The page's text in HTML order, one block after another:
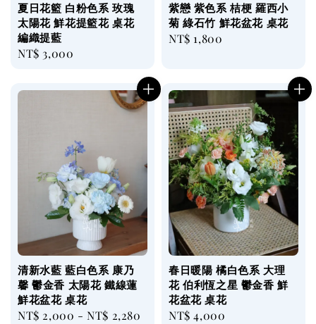
夏日花籃 白粉色系 玫瑰
太陽花 鮮花提籃花 桌花
編織提藍
Regular
NT$ 3,000
紫戀 紫色系 桔梗 羅西小
菊 綠石竹 鮮花盆花 桌花
Regular
NT$ 1,800
清新水藍 藍白色系 康乃
馨 鬱金香 太陽花 鐵線蓮
鮮花盆花 桌花
Regular
NT$ 2,000 -NT$ 2,280
春日暖陽 橘白色系 大理
花 伯利恆之星 鬱金香 鮮
花盆花 桌花
Regular
NT$ 4,000